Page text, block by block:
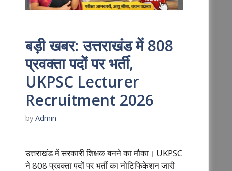
बड़ी खबर: उत्तराखंड में 808
प्रवक्ता पदों पर भर्ती,
UKPSC Lecturer
Recruitment 2026
by Admin
उत्तराखंड में सरकारी शिक्षक बनने का मौका। UKPSC
ने 808 प्रवक्ता पदों पर भर्ती का नोटिफिकेशन जारी